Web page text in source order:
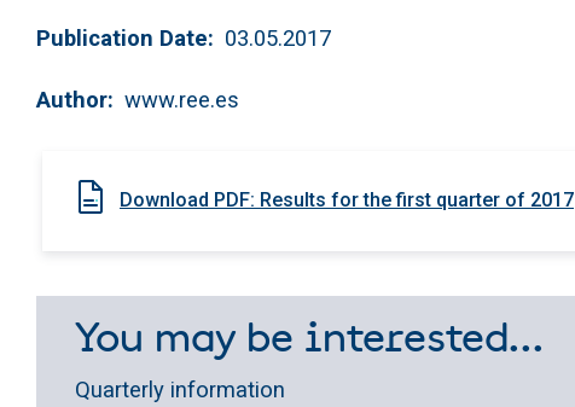
Publication Date 03.05.2017
Author www.ree.es
Download PDF: Results for the first quarter of 2017
You may be interested...
Quarterly information